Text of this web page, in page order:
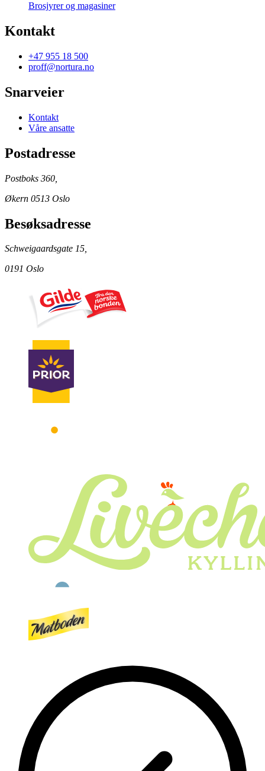
Brosjyrer og magasiner
Kontakt
+47 955 18 500
proff@nortura.no
Snarveier
Kontakt
Våre ansatte
Postadresse
Postboks 360,
Økern 0513 Oslo
Besøksadresse
Schweigaardsgate 15,
0191 Oslo